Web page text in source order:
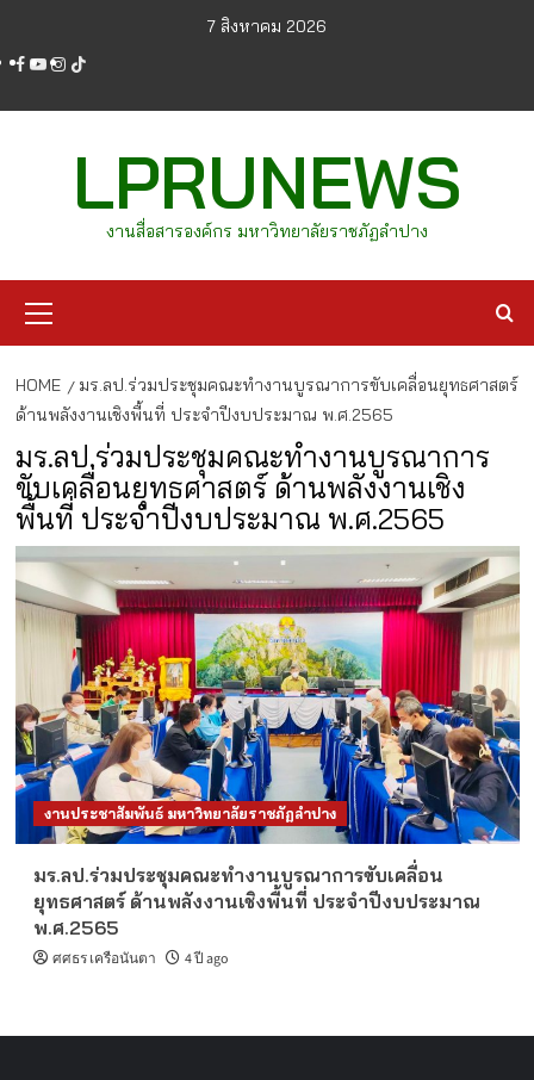
content
7 สิงหาคม 2026
facebook
youtube
instagram
tiktok
LPRUNEWS
งานสื่อสารองค์กร มหาวิทยาลัยราชภัฏลำปาง
Menu
HOME
มร.ลป.ร่วมประชุมคณะทำงานบูรณาการขับเคลื่อนยุทธศาสตร์
ด้านพลังงานเชิงพื้นที่ ประจำปีงบประมาณ พ.ศ.2565
มร.ลป.ร่วมประชุมคณะทำงานบูรณาการ
ขับเคลื่อนยุทธศาสตร์ ด้านพลังงานเชิง
พื้นที่ ประจำปีงบประมาณ พ.ศ.2565
งานประชาสัมพันธ์ มหาวิทยาลัยราชภัฏลำปาง
มร.ลป.ร่วมประชุมคณะทำงานบูรณาการขับเคลื่อน
ยุทธศาสตร์ ด้านพลังงานเชิงพื้นที่ ประจำปีงบประมาณ
พ.ศ.2565
ศศธร เครือนันตา 4 ปี ago